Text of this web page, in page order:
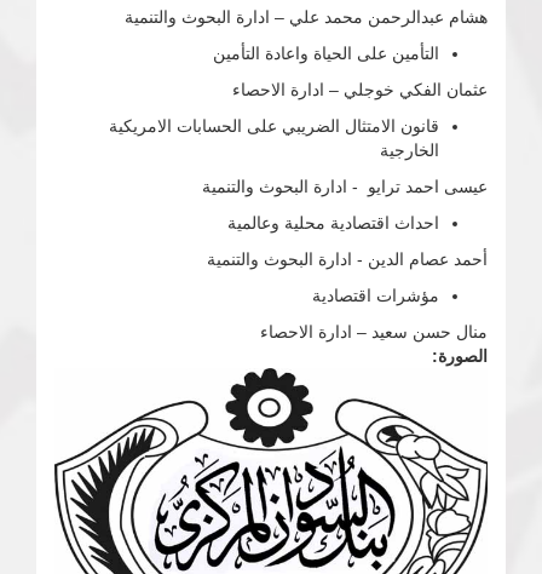
هشام عبدالرحمن محمد علي – ادارة البحوث والتنمية
التأمين على الحياة واعادة التأمين
عثمان الفكي خوجلي – ادارة الاحصاء
قانون الامتثال الضريبي على الحسابات الامريكية
الخارجية
عيسى احمد ترايو - ادارة البحوث والتنمية
احداث اقتصادية محلية وعالمية
أحمد عصام الدين - ادارة البحوث والتنمية
مؤشرات اقتصادية
منال حسن سعيد – ادارة الاحصاء
الصورة: